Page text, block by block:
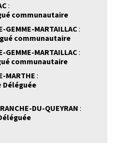
:
communautaire
MARTAILLAC:
communautaire
MARTAILLAC:
communautaire
MARTHE:
Déléguée
DU-QUEYRAN: